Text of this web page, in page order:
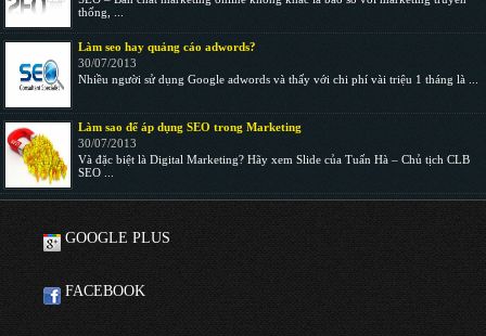
thống, ...
Làm seo hay quảng cáo adwords?
30/07/2013
Nhiều người sử dụng Google adwords và thấy với chi phí vài triệu 1 tháng là ...
Làm sao để áp dụng SEO trong Marketing
30/07/2013
Và đặc biệt là Digital Marketing? Hãy xem Slide của Tuấn Hà – Chủ tịch CLB
SEO ...
GOOGLE PLUS
FACEBOOK